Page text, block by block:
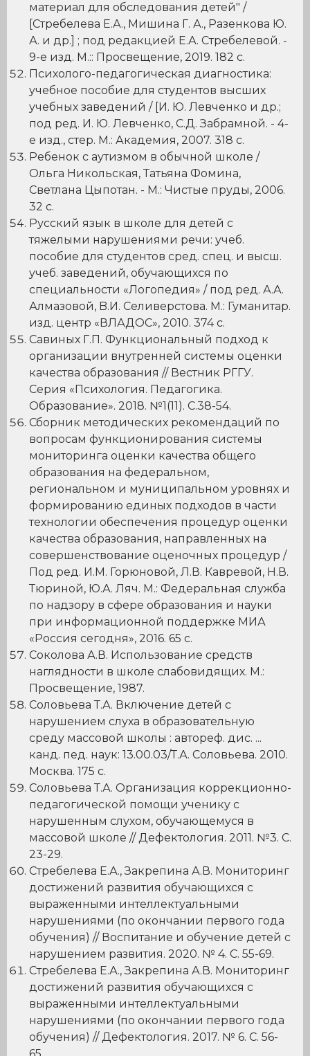
материал для обследования детей" /
[Стребелева Е.А., Мишина Г. А., Разенкова Ю.
А. и др.] ; под редакцией Е.А. Стребелевой. -
9-е изд. М.:: Просвещение, 2019. 182 с.
Психолого-педагогическая диагностика:
учебное пособие для студентов высших
учебных заведений / [И. Ю. Левченко и др.;
под ред. И. Ю. Левченко, С.Д. Забрамной. - 4-
е изд., стер. М.: Академия, 2007. 318 с.
Ребенок с аутизмом в обычной школе /
Ольга Никольская, Татьяна Фомина,
Светлана Цыпотан. - М.: Чистые пруды, 2006.
32 с.
Русский язык в школе для детей с
тяжелыми нарушениями речи: учеб.
пособие для студентов сред. спец. и высш.
учеб. заведений, обучающихся по
специальности «Логопедия» / под ред. А.А.
Алмазовой, B.И. Селиверстова. М.: Гуманитар.
изд. центр «ВЛАДОС», 2010. 374 с.
Савиных Г.П. Функциональный подход к
организации внутренней системы оценки
качества образования // Вестник РГГУ.
Серия «Психология. Педагогика.
Образование». 2018. №1(11). С.38-54.
Сборник методических рекомендаций по
вопросам функционирования системы
мониторинга оценки качества общего
образования на федеральном,
региональном и муниципальном уровнях и
формированию единых подходов в части
технологии обеспечения процедур оценки
качества образования, направленных на
совершенствование оценочных процедур /
Под ред. И.М. Горюновой, Л.В. Кавревой, Н.В.
Тюриной, Ю.А. Ляч. М.: Федеральная служба
по надзору в сфере образования и науки
при информационной поддержке МИА
«Россия сегодня», 2016. 65 с.
Соколова А.В. Использование средств
наглядности в школе слабовидящих. М.:
Просвещение, 1987.
Соловьева Т.А. Включение детей с
нарушением слуха в образовательную
среду массовой школы : автореф. дис. ...
канд. пед. наук: 13.00.03/Т.А. Соловьева. 2010.
Москва. 175 с.
Соловьева Т.А. Организация коррекционно-
педагогической помощи ученику с
нарушенным слухом, обучающемуся в
массовой школе // Дефектология. 2011. №3. С.
23-29.
Стребелева Е.А., Закрепина А.В. Мониторинг
достижений развития обучающихся с
выраженными интеллектуальными
нарушениями (по окончании первого года
обучения) // Воспитание и обучение детей с
нарушением развития. 2020. № 4. С. 55-69.
Стребелева Е.А., Закрепина А.В. Мониторинг
достижений развития обучающихся с
выраженными интеллектуальными
нарушениями (по окончании первого года
обучения) // Дефектология. 2017. № 6. С. 56-